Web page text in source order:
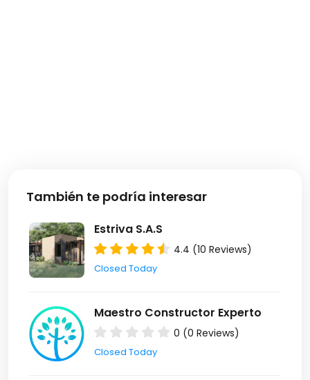
También te podría interesar
Estriva S.A.S
4.4 (10 Reviews)
Closed Today
Maestro Constructor Experto
0 (0 Reviews)
Closed Today